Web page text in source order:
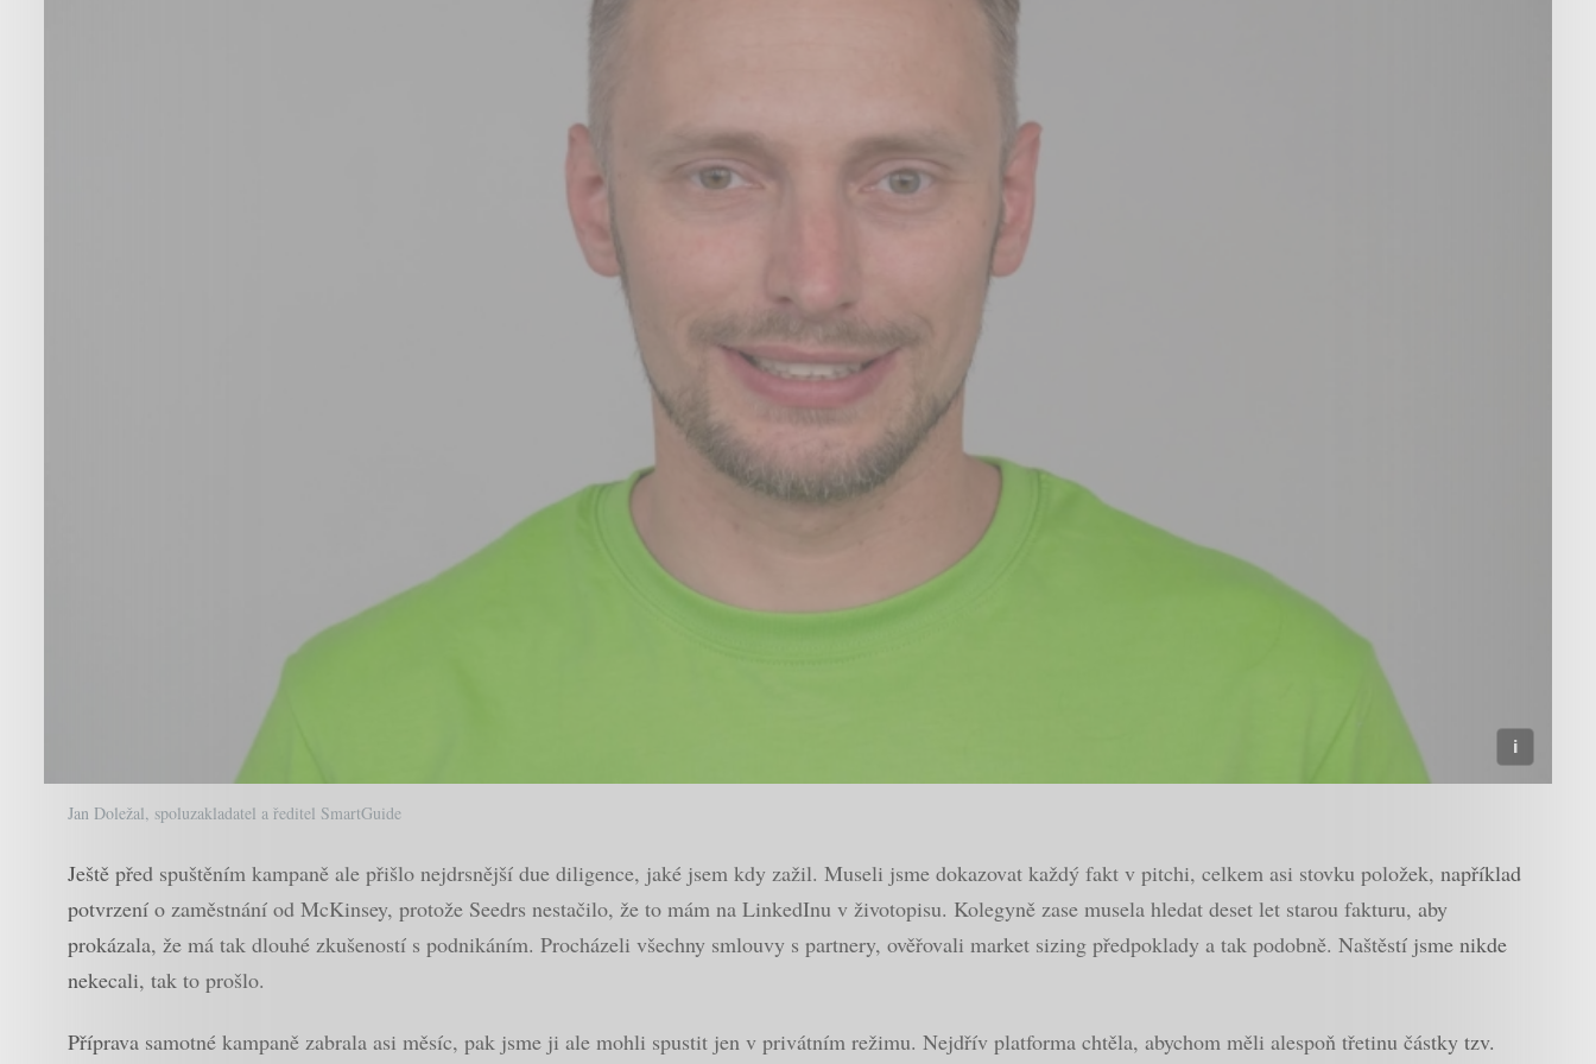
Jan Doležal, spoluzakladatel a ředitel SmartGuide
Ještě před spuštěním kampaně ale přišlo nejdrsnější due diligence, jaké jsem kdy zažil. Museli jsme dokazovat každý fakt v pitchi, celkem asi stovku položek, například
potvrzení o zaměstnání od McKinsey, protože Seedrs nestačilo, že to mám na LinkedInu v životopisu. Kolegyně zase musela hledat deset let starou fakturu, aby
prokázala, že má tak dlouhé zkušeností s podnikáním. Procházeli všechny smlouvy s partnery, ověřovali market sizing předpoklady a tak podobně. Naštěstí jsme nikde
nekecali, tak to prošlo.
Příprava samotné kampaně zabrala asi měsíc, pak jsme ji ale mohli spustit jen v privátním režimu. Nejdřív platforma chtěla, abychom měli alespoň třetinu částky tzv.